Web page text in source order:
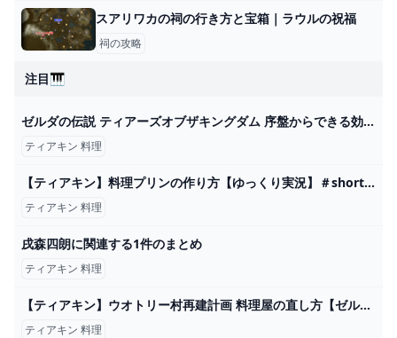
スアリワカの祠の行き方と宝箱｜ラウルの祝福
祠の攻略
注目🎹
ゼルダの伝説 ティアーズオブザキングダム 序盤からできる効率の良い金策 hyperTsブログ
ティアキン 料理
【ティアキン】料理プリンの作り方【ゆっくり実況】＃shorts＃ティアキン＃ゼルダ - YouTube
ティアキン 料理
戌森四朗に関連する1件のまとめ
ティアキン 料理
【ティアキン】ウオトリー村再建計画 料理屋の直し方【ゼルダの伝説】 - YouTube
ティアキン 料理